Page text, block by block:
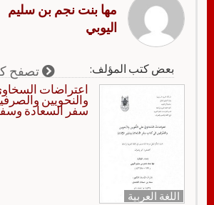
مها بنت نجم بن سليم
اليوبي
بعض كتب المؤلف: تصفح
اللغة العربية
اعتراضات
والنحويين
سفر السعادة